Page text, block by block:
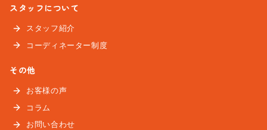
スタッフについて
スタッフ紹介
コーディネーター制度
その他
お客様の声
コラム
お問い合わせ